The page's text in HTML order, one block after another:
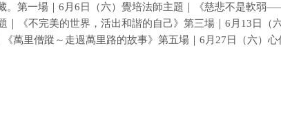
。第一場｜6月6日（六）覺培法師主題｜《慈悲不是軟弱
｜《不完美的世界，活出和諧的自己》第三場｜6月13日（
萬里僧蹤～走過萬里路的故事》第五場｜6月27日（六）